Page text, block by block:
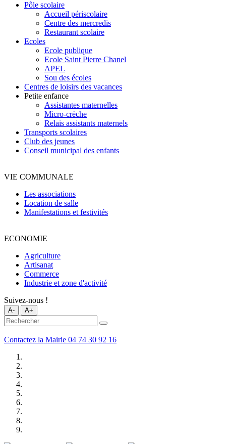
Pôle scolaire
Accueil périscolaire
Centre des mercredis
Restaurant scolaire
Ecoles
Ecole publique
Ecole Saint Pierre Chanel
APEL
Sou des écoles
Centres de loisirs des vacances
Petite enfance
Assistantes maternelles
Micro-crèche
Relais assistants maternels
Transports scolaires
Club des jeunes
Conseil municipal des enfants
VIE COMMUNALE
Les associations
Location de salle
Manifestations et festivités
ECONOMIE
Agriculture
Artisanat
Commerce
Industrie et zone d'activité
Suivez-nous !
A- A+
Contactez la Mairie 04 74 30 92 16